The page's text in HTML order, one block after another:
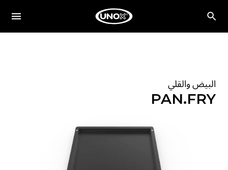
البيض والقلي
PAN.FRY